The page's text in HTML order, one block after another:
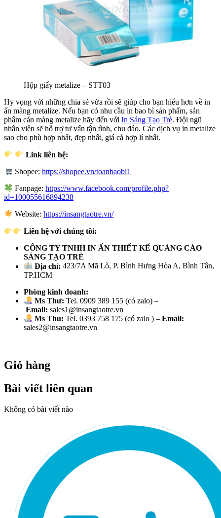
Hộp giấy metalize – STT03
Hy vọng với những chia sẻ vừa rồi sẽ giúp cho bạn hiểu hơn về in
ấn màng metalize. Nếu bạn có nhu cầu in bao bì sản phẩm, sản
phẩm cán màng metalize hãy đến với In Sáng Tạo Trẻ. Đội ngũ
nhân viên sẽ hỗ trợ tư vấn tận tình, chu đáo. Các dịch vụ in metalize
sao cho phù hợp nhất, đẹp nhất, giá cả hợp lí nhất.
Link liên hệ:
Shopee:https://shopee.vn/toanbaobi1
Fanpage:https://www.facebook.com/profile.php?
id=100055616894238
Website:https://insangtaotre.vn/
Liên hệ với chúng tôi:
CÔNG TY TNHH IN ẤN THIẾT KẾ QUẢNG CÁO
SÁNG TẠO TRẺ
Địa chỉ: 423/7A Mã Lò, P. Bình Hưng Hòa A, Bình Tân,
TP.HCM
Phòng kinh doanh:
Ms Thư: Tel. 0909 389 155 (có zalo) –
Email: sales1@insangtaotre.vn
Ms Thu: Tel. 0393 758 175 (có zalo ) – Email:
sales2@insangtaotre.vn
Giỏ hàng
Bài viết liên quan
Không có bài viết nào